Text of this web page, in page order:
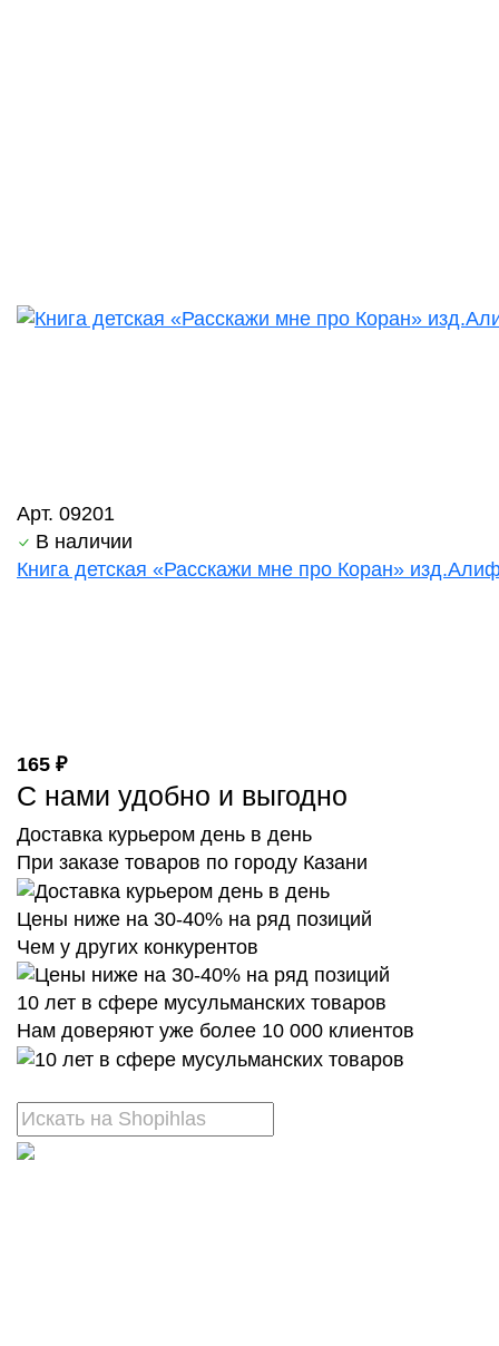
Арт. 09201
В наличии
Книга детская «Расскажи мне про Коран»
165 ₽
С нами удобно и выгодно
Доставка курьером день в день
При заказе товаров по городу Казани
Цены ниже на 30-40% на ряд позиций
Чем у других конкурентов
10 лет в сфере мусульманских товаров
Нам доверяют уже более 10 000 клиентов